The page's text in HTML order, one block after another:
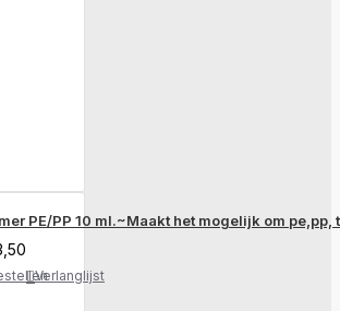
PE/PP 10 ml.~Maakt het mogelijk om
Verlanglijst